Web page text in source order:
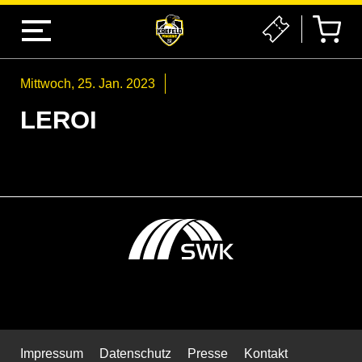
Mittwoch, 25. Jan. 2023
LEROI
Impressum Datenschutz Presse
Kontakt